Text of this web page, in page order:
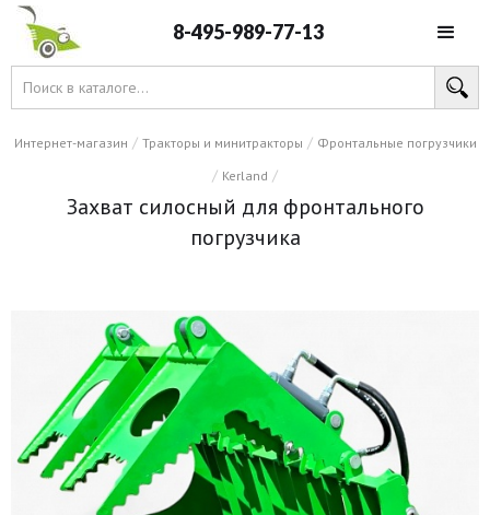
8-495-989-77-13
Интернет-магазин / Тракторы и минитракторы / Фронтальные погрузчики
/ Kerland /
Захват силосный для фронтального
погрузчика